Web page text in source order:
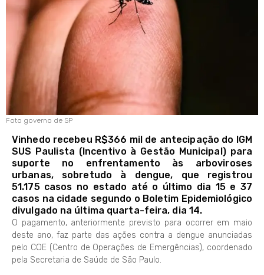
Foto governo de SP
Vinhedo recebeu R$366 mil de antecipação do IGM
SUS Paulista (Incentivo à Gestão Municipal) para
suporte no enfrentamento às arboviroses
urbanas, sobretudo à dengue, que registrou
51.175 casos no estado até o último dia 15 e 37
casos na cidade segundo o Boletim Epidemiológico
divulgado na última quarta-feira, dia 14.
O pagamento, anteriormente previsto para ocorrer em maio
deste ano, faz parte das ações contra a dengue anunciadas
pelo COE (Centro de Operações de Emergências), coordenado
pela Secretaria de Saúde de São Paulo.